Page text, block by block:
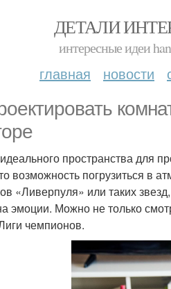
ДЕТАЛИ
интересные идеи
главная новости
пространства для
возможность погрузиться в
«Ливерпуля» или таких
эмоции. Можно не только
чемпионов.